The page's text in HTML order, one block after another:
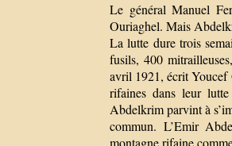
Le général Manuel
Ouriaghel. Mais
La lutte dure trois
fusils, 400
avril 1921, écrit Youcef
rifaines dans leur
Abdelkrim parvint à
commun. L’Emir